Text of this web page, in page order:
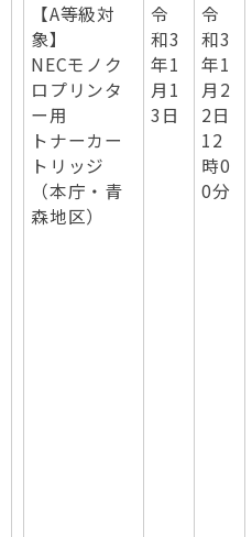
【A等級対
象】
NECモノク
ロプリンタ
ー用
トナーカー
トリッジ
（本庁・青
森地区）
令
和3
年1
月1
3日
令
和3
年1
月2
2日
12
時0
0分